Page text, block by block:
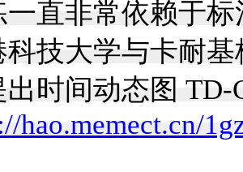
一直非常依赖于
科技大学与卡耐
出时间动态图 TD-
hao.memect.cn/